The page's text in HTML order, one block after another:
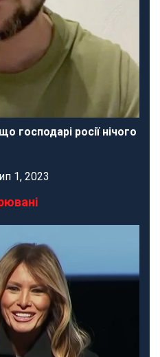
господарі росії нічого
1, 2023